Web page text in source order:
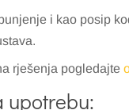
i kao posip
rješenja pogledajte
upotrebu: